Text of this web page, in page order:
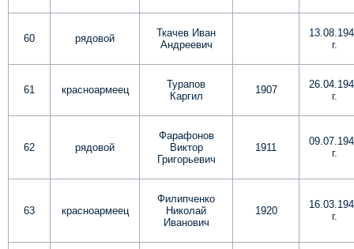
60 рядовой
Ткачев Иван
Андреевич
г.
61 красноармеец
Турапов
Каргил
1907
г.
62 рядовой
Фарафонов
Виктор
Григорьевич
1911
г.
63 красноармеец
Филипченко
Николай
Иванович
1920
г.